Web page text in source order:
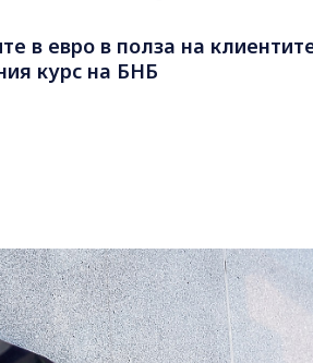
в евро в полза на
курс на БНБ